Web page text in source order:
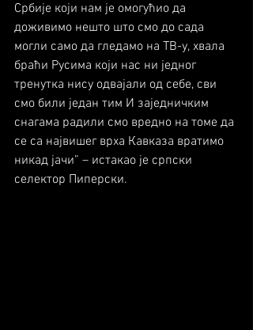
Србије који нам је омогућио да
доживимо нешто што смо до сада
могли само да гледамо на ТВ-у, хвала
браћи Русима који нас ни једног
тренутка нису одвајали од себе, сви
смо били један тим И заједничким
снагама радили смо вредно на томе да
се са највишег врха Кавказа вратимо
никад јачи” – истакао је српски
селектор Пиперски.